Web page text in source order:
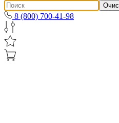
8 (800) 700-41-98